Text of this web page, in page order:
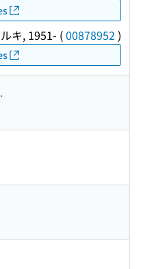
キ, 1951- (00878952 )